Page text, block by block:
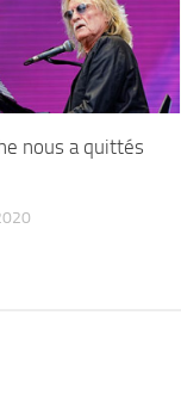
nous a quittés